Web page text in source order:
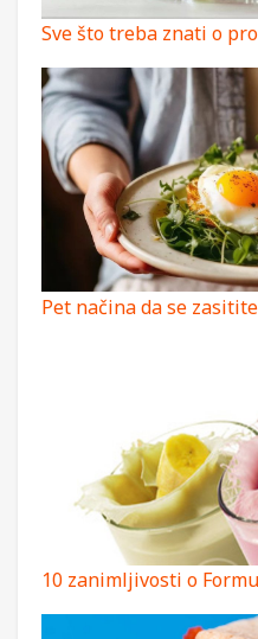
Sve što treba znati o
Pet načina da se
10 zanimljivosti o